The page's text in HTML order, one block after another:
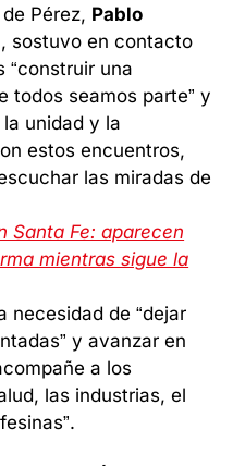
Pérez, Pablo
sostuvo en contacto
“construir una
todos seamos parte” y
unidad y la
estos encuentros,
las miradas de
Santa Fe: aparecen
mientras sigue la
necesidad de “dejar
y avanzar en
a los
las industrias, el